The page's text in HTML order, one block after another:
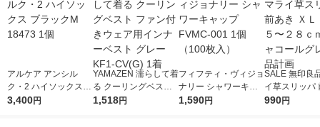
アルケア アンシル
ク・2 ハイソックス
ブラックM 18473 1個
3,400円
YAMAZEN 濡らして着
る クーリングベスト
ファン付きウェア用イ
1,518円
フィフティ・ヴィジョ
ナリー シャワーキャ
ップ FVMC-001 1個
1,590円
SALE 無印良
イ草スリッパ
ＸＬ ２６．５
990円